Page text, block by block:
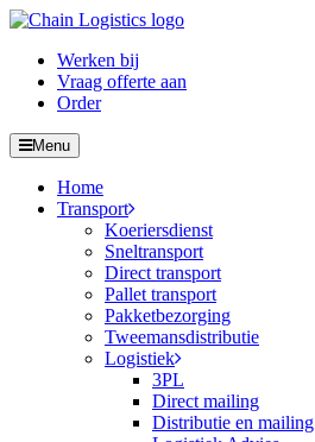
Werken bij
Vraag offerte aan
Order
Menu
Home
Transport
Koeriersdienst
Sneltransport
Direct transport
Pallet transport
Pakketbezorging
Tweemansdistributie
Logistiek
3PL
Direct mailing
Distributie en mailing